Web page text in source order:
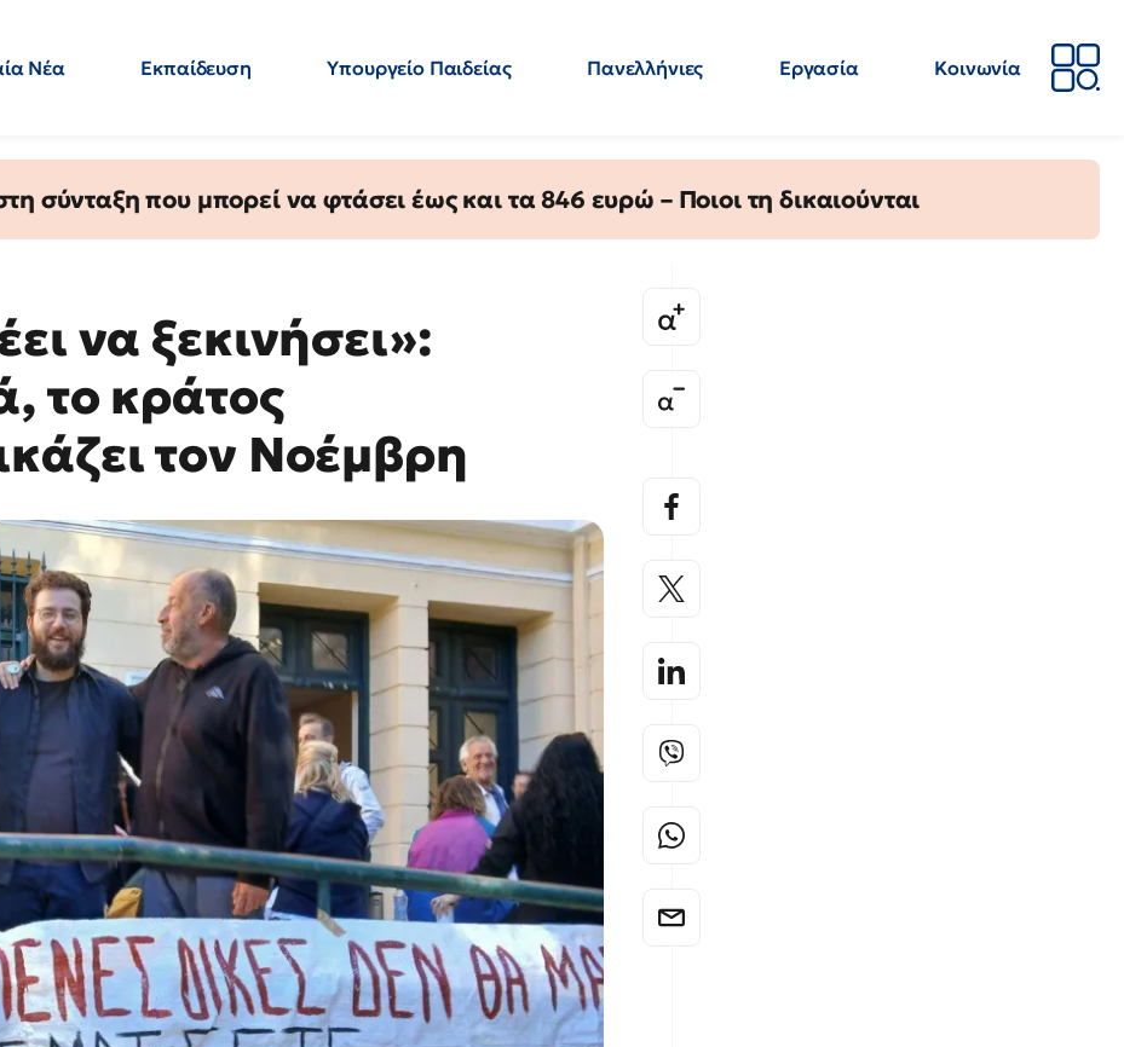
Νέα Εκπαίδευση Υπουργείο Παιδείας Πανελλήνιες Εργασία
Κοινωνία
σύνταξη που μπορεί να φτάσει έως και τα 846 ευρώ – Ποιοι τη δικαιούνται
να ξεκινήσει»:
το κράτος
τον Νοέμβρη